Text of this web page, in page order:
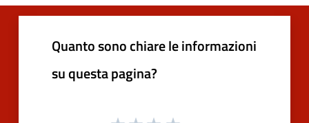
Quanto sono chiare le informazioni
su questa pagina?